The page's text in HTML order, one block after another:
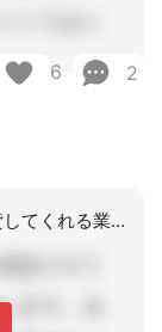
6 2
介護ベッドも？！介護ベッドを自費で貸してくれる業者があればいいですけど、、、ある